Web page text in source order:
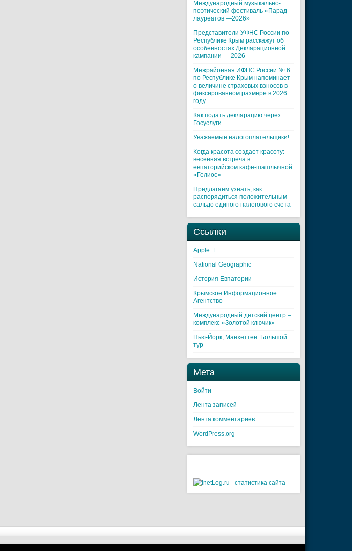
Международный музыкально-
поэтический фестиваль «Парад
лауреатов —2026»
Представители УФНС России по
Республике Крым расскажут об
особенностях Декларационной
кампании — 2026
Межрайонная ИФНС России № 6
по Республике Крым напоминает
о величине страховых взносов в
фиксированном размере в 2026
году
Как подать декларацию через
Госуслуги
Уважаемые налогоплательщики!
Когда красота создает красоту:
весенняя встреча в
евпаторийском кафе-шашлычной
«Гелиос»
Предлагаем узнать, как
распорядиться положительным
сальдо единого налогового счета
Ссылки
Apple 
National Geographic
История Евпатории
Крымское Информационное
Агентство
Международный детский центр –
комплекс «Золотой ключик»
Нью-Йорк, Манхеттен. Большой
тур
Мета
Войти
Лента записей
Лента комментариев
WordPress.org